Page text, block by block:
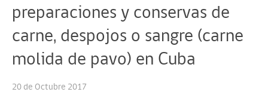
preparaciones y conservas de
carne, despojos o sangre (carne
molida de pavo) en Cuba
20 de Octubre 2017